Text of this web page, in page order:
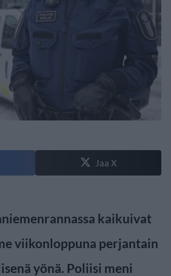
Jaa X
kaikuivat
viikonloppuna perjantain
yönä. Poliisi meni